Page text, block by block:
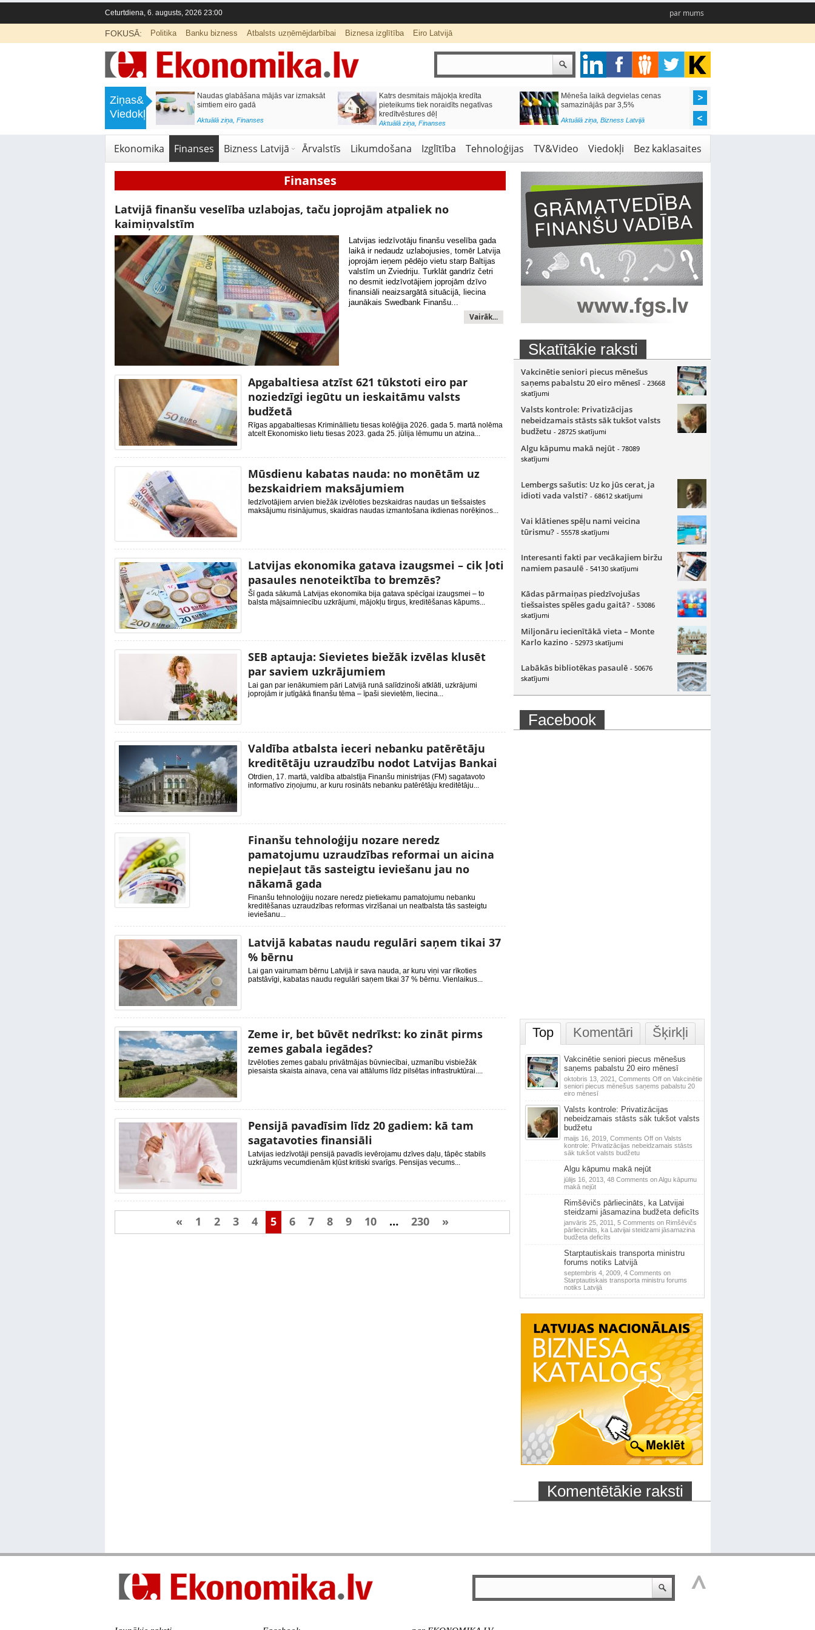
Ceturtdiena, 6. augusts, 2026 23:00 par mums
FOKUSĀ: Politika Banku bizness Atbalsts uzņēmējdarbībai Biznesa izglītība Eiro Latvijā
Ziņas&
Viedokļi
Septiņos mēnešos Vivi vilcienos
pārvadāti 12 miljoni pasažieru; jūlijā
Naudas glabāšana mājās var izmaksāt
simtiem eiro gadā
Aktuālā ziņa, Finanses
Katrs desmitais mājokļa kredīta
pieteikums tiek noraidīts negatīvas
kredītvēstures dēļ
Aktuālā ziņa, Finanses
Mēneša laikā degvielas cenas
samazinājās par 3,5%
Aktuālā ziņa, Bizness Latvijā
Ekonomika Finanses Bizness Latvijā Ārvalstīs Likumdošana Izglītība Tehnoloģijas TV&Video Viedokļi Bez kaklasaites
Finanses
Latvijā finanšu veselība uzlabojas, taču joprojām atpaliek no
kaimiņvalstīm
Latvijas iedzīvotāju finanšu veselība gada
laikā ir nedaudz uzlabojusies, tomēr Latvija
joprojām ieņem pēdējo vietu starp Baltijas
valstīm un Zviedriju. Turklāt gandrīz četri
no desmit iedzīvotājiem joprojām dzīvo
finansiāli neaizsargātā situācijā, liecina
jaunākais Swedbank Finanšu...
Vairāk...
Apgabaltiesa atzīst 621 tūkstoti eiro par
noziedzīgi iegūtu un ieskaitāmu valsts
budžetā
Rīgas apgabaltiesas Krimināllietu tiesas kolēģija 2026. gada 5. martā nolēma
atcelt Ekonomisko lietu tiesas 2023. gada 25. jūlija lēmumu un atzina...
Mūsdienu kabatas nauda: no monētām uz
bezskaidriem maksājumiem
Iedzīvotājiem arvien biežāk izvēloties bezskaidras naudas un tiešsaistes
maksājumu risinājumus, skaidras naudas izmantošana ikdienas norēķinos...
Latvijas ekonomika gatava izaugsmei – cik ļoti
pasaules nenoteiktība to bremzēs?
Šī gada sākumā Latvijas ekonomika bija gatava spēcīgai izaugsmei – to
balsta mājsaimniecību uzkrājumi, mājokļu tirgus, kreditēšanas kāpums...
SEB aptauja: Sievietes biežāk izvēlas klusēt
par saviem uzkrājumiem
Lai gan par ienākumiem pāri Latvijā runā salīdzinoši atklāti, uzkrājumi
joprojām ir jutīgākā finanšu tēma – īpaši sievietēm, liecina...
Valdība atbalsta ieceri nebanku patērētāju
kreditētāju uzraudzību nodot Latvijas Bankai
Otrdien, 17. martā, valdība atbalstīja Finanšu ministrijas (FM) sagatavoto
informatīvo ziņojumu, ar kuru rosināts nebanku patērētāju kreditētāju...
Finanšu tehnoloģiju nozare neredz
pamatojumu uzraudzības reformai un aicina
nepieļaut tās sasteigtu ieviešanu jau no
nākamā gada
Finanšu tehnoloģiju nozare neredz pietiekamu pamatojumu nebanku
kreditēšanas uzraudzības reformas virzīšanai un neatbalsta tās sasteigtu
ieviešanu...
Latvijā kabatas naudu regulāri saņem tikai 37
% bērnu
Lai gan vairumam bērnu Latvijā ir sava nauda, ar kuru viņi var rīkoties
patstāvīgi, kabatas naudu regulāri saņem tikai 37 % bērnu. Vienlaikus...
Zeme ir, bet būvēt nedrīkst: ko zināt pirms
zemes gabala iegādes?
Izvēloties zemes gabalu privātmājas būvniecībai, uzmanību visbiežāk
piesaista skaista ainava, cena vai attālums līdz pilsētas infrastruktūrai....
Pensijā pavadīsim līdz 20 gadiem: kā tam
sagatavoties finansiāli
Latvijas iedzīvotāji pensijā pavadīs ievērojamu dzīves daļu, tāpēc stabils
uzkrājums vecumdienām kļūst kritiski svarīgs. Pensijas vecums...
« 1 2 3 4 5 6 7 8 9 10 … 230 »
Skatītākie raksti
Vakcinētie seniori piecus mēnešus
saņems pabalstu 20 eiro mēnesī - 23668
skatījumi
Valsts kontrole: Privatizācijas
nebeidzamais stāsts sāk tukšot valsts
budžetu - 28725 skatījumi
Algu kāpumu makā nejūt - 78089
skatījumi
Lembergs sašutis: Uz ko jūs cerat, ja
idioti vada valsti? - 68612 skatījumi
Vai klātienes spēļu nami veicina
tūrismu? - 55578 skatījumi
Interesanti fakti par vecākajiem biržu
namiem pasaulē - 54130 skatījumi
Kādas pārmaiņas piedzīvojušas
tiešsaistes spēles gadu gaitā? - 53086
skatījumi
Miljonāru iecienītākā vieta – Monte
Karlo kazino - 52973 skatījumi
Labākās bibliotēkas pasaulē - 50676
skatījumi
Facebook
Top Komentāri Šķirkļi
Vakcinētie seniori piecus mēnešus
saņems pabalstu 20 eiro mēnesī
oktobris 13, 2021, Comments Offon Vakcinētie
seniori piecus mēnešus saņems pabalstu 20
eiro mēnesī
Valsts kontrole: Privatizācijas
nebeidzamais stāsts sāk tukšot valsts
budžetu
maijs 16, 2019, Comments Offon Valsts
kontrole: Privatizācijas nebeidzamais stāsts
sāk tukšot valsts budžetu
Algu kāpumu makā nejūt
jūlijs 16, 2013, 48 Comments on Algu kāpumu
makā nejūt
Rimšēvičs pārliecināts, ka Latvijai
steidzami jāsamazina budžeta deficīts
janvāris 25, 2011, 5 Comments on Rimšēvičs
pārliecināts, ka Latvijai steidzami jāsamazina
budžeta deficīts
Starptautiskais transporta ministru
forums notiks Latvijā
septembris 4, 2009, 4 Comments on
Starptautiskais transporta ministru forums
notiks Latvijā
Komentētākie raksti